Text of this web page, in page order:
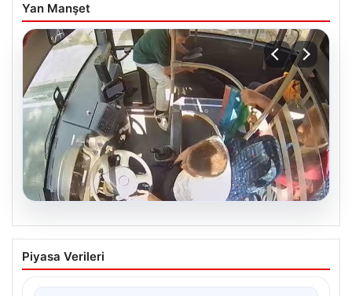
Yan Manşet
Trabzon’da Otobüste Fenalaşan
Yolcuya Şoförün Hızlı Müdahalesi
Piyasa Verileri